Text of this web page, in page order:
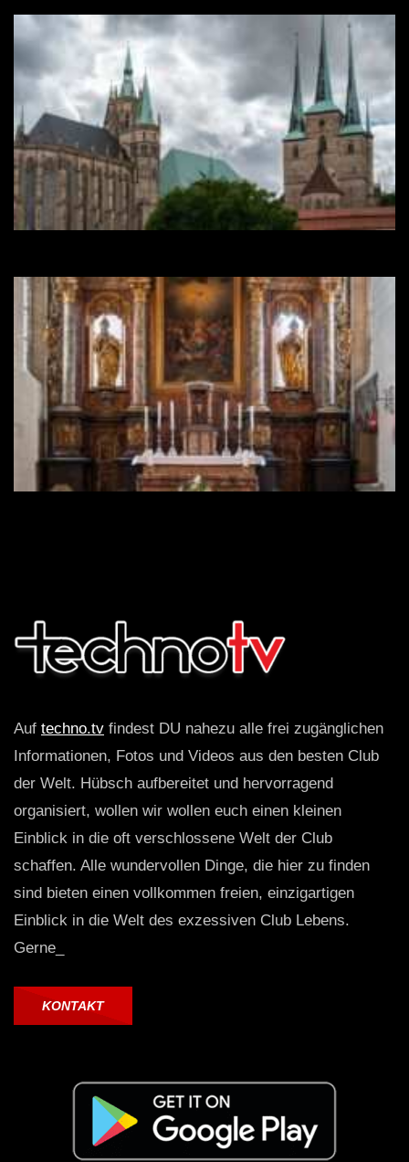
Auf techno.tv findest DU nahezu alle frei zugänglichen
Informationen, Fotos und Videos aus den besten Club
der Welt. Hübsch aufbereitet und hervorragend
organisiert, wollen wir wollen euch einen kleinen
Einblick in die oft verschlossene Welt der Club
schaffen. Alle wundervollen Dinge, die hier zu finden
sind bieten einen vollkommen freien, einzigartigen
Einblick in die Welt des exzessiven Club Lebens.
Gerne_
KONTAKT